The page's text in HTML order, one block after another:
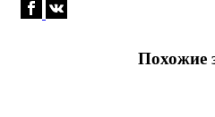
Похожие